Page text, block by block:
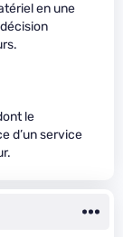
en une
le
d’un service